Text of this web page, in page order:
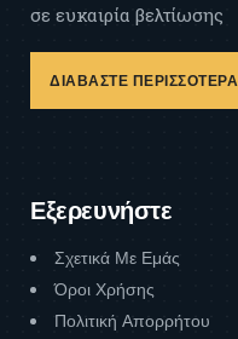
σε ευκαιρία βελτίωσης
ΔΙΑΒΑΣΤΕ ΠΕΡΙΣΣΟΤΕΡΑ
Εξερευνήστε
Σχετικά Με Εμάς
Όροι Χρήσης
Πολιτική Απορρήτου